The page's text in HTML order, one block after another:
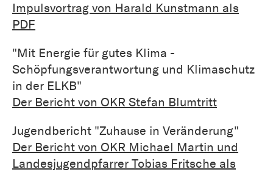
Impulsvortrag von Harald Kunstmann als
PDF
"Mit Energie für gutes Klima -
Schöpfungsverantwortung und Klimaschutz
in der ELKB"
Der Bericht von OKR Stefan Blumtritt
Jugendbericht "Zuhause in Veränderung"
Der Bericht von OKR Michael Martin und
Landesjugendpfarrer Tobias Fritsche als